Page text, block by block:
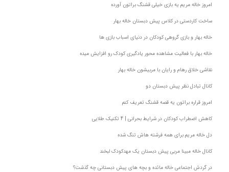
امروز خاله مریم یه بازی خیلی قشنگ براتون آورده
ساخت کاردستی در کلاس پیش دبستان خاله بهار
خاله بهار و بازی گروهی کودکان در دنیای اسباب بازی ها
خاله بهار با فعالیت مشاهده محور یادگیری کودک رو افزایش میده
نقاشی خلاق رهام و رایان با مربیشون خاله بهار
کانال تبادل نظر پیش دبستان دو
امروز قراره براتون یه قصه قشنگ تعریف کنم
کاهش اضطراب کودکان در شرایط بحرانی | 4 تکنیک طلایی
دل خاله مریم برای همه فرشته هاش تنگ شده
کانال خاله مبینا مربی پیش دبستان یک مهدکودک لبخند
در گردش اجتماعی خاله مائده و بچه های پیش دبستانی چه گذشت؟